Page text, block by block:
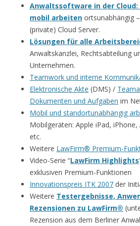
Anwaltssoftware in der
mobil arbeiten ortsunabhängig
(private) Cloud Server.
Lösungen für alle
Anwaltskanzlei, Rechtsabteilung
Unternehmen.
Teamwork und interne
Elektronische Akte (DMS) /
Dokumenten und Aufgaben im
Mobil und standortunabhängig
Mobilgeräten: Apple iPad,
etc.
Weitere LawFirm® Premium-
Video-Serie “LawFirm Highlights
exklusiven Premium-Funktionen
Innovationspreis ITK 2007 der
Weitere Testergebnisse,
Rezensionen zu LawFirm®
Rezension aus dem Berliner